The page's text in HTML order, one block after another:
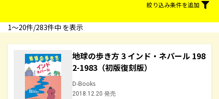
絞り込み条件を追加
1〜20件/283件中 を表示
地球の歩き方 3 インド・ネパール 198
2-1983（初版復刻版）
D-Books
2018.12.20 発売